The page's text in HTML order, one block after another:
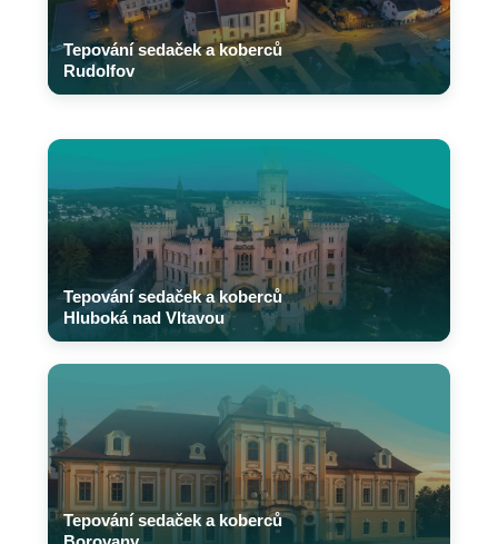
Tepování sedaček a koberců
Rudolfov
Tepování sedaček a koberců
Hluboká nad Vltavou
Tepování sedaček a koberců